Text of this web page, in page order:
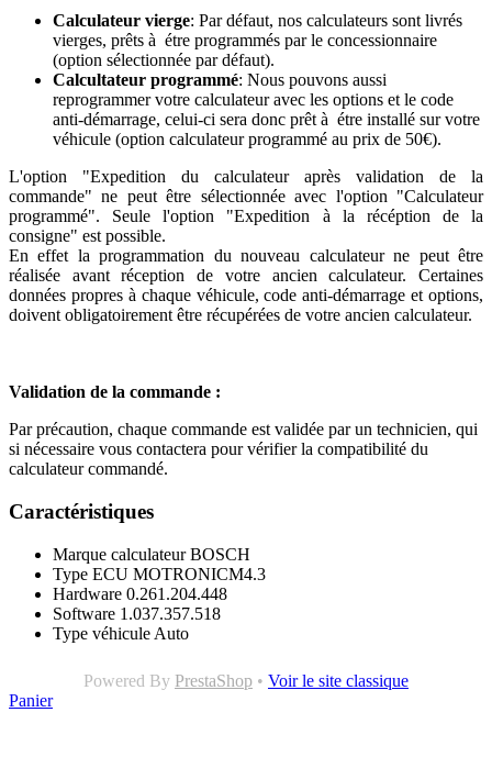
Calculateur vierge: Par défaut, nos calculateurs sont livrés
vierges, prêts à étre programmés par le concessionnaire
(option sélectionnée par défaut).
Calcultateur programmé: Nous pouvons aussi
reprogrammer votre calculateur avec les options et le code
anti-démarrage, celui-ci sera donc prêt à étre installé sur votre
véhicule (option calculateur programmé au prix de 50€).
L'option "Expedition du calculateur après validation de la
commande" ne peut être sélectionnée avec l'option "Calculateur
programmé". Seule l'option "Expedition à la récéption de la
consigne" est possible.
En effet la programmation du nouveau calculateur ne peut être
réalisée avant réception de votre ancien calculateur. Certaines
données propres à chaque véhicule, code anti-démarrage et options,
doivent obligatoirement être récupérées de votre ancien calculateur.
Validation de la commande :
Par précaution, chaque commande est validée par un technicien, qui
si nécessaire vous contactera pour vérifier la compatibilité du
calculateur commandé.
Caractéristiques
Marque calculateur BOSCH
Type ECU MOTRONICM4.3
Hardware 0.261.204.448
Software 1.037.357.518
Type véhicule Auto
Powered By PrestaShop • Voir le site classique
Panier